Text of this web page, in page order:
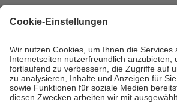
mit.
Grundsätzlich leisten Mitglieder Zuzahlungen
höchstens zehn Euro.
Es sind jedoch nie
Kosten der Leistung zu entrichten.
Diese Regeln gelten grundsätzlich auch für
Bei Heilmitteln und häuslicher
Zuzahlung zehn Prozent der Kosten sowie